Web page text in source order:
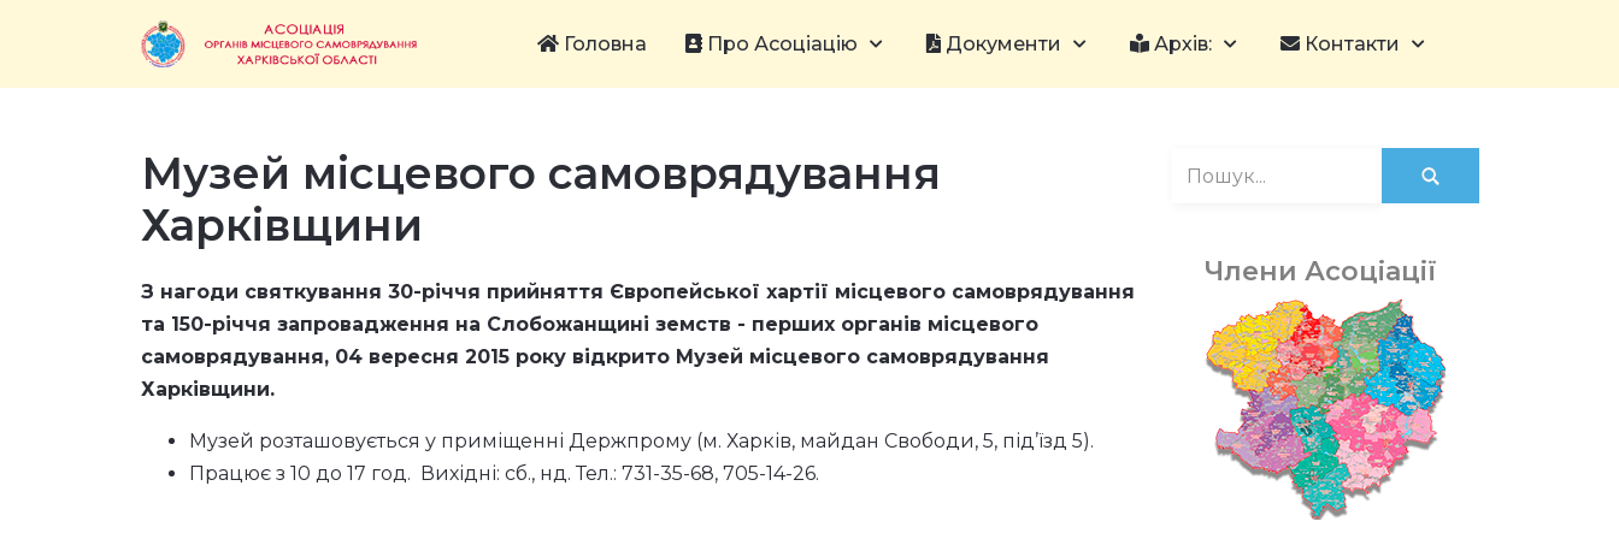
Головна Про Асоціацію Документи Архів: Контакти
Музей місцевого самоврядування
Харківщини
З нагоди святкування 30-річчя прийняття Європейської хартії місцевого самоврядування
та 150-річчя запровадження на Слобожанщині земств - перших органів місцевого
самоврядування, 04 вересня 2015 року відкрито Музей місцевого самоврядування
Харківщини.
Музей розташовується у приміщенні Держпрому (м. Харків, майдан Свободи, 5, під’їзд 5).
Працює з 10 до 17 год. Вихідні: сб., нд. Тел.: 731-35-68, 705-14-26.
Члени Асоціації